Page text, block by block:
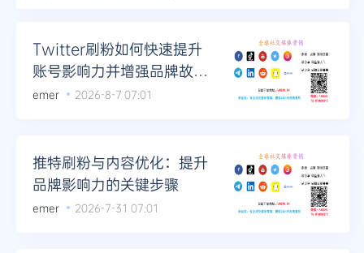
Twitter刷粉如何快速提升
账号影响力并增强品牌故事
传播力
emer 2026-8-7 07:01
推特刷粉与内容优化：提升
品牌影响力的关键步骤
emer 2026-7-31 07:01